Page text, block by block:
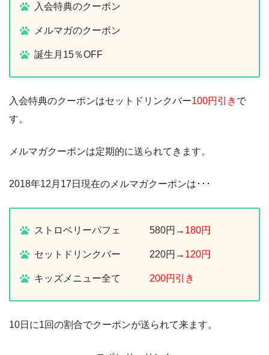
入会特典のクーポン
メルマガのクーポン
誕生月15％OFF
入会特典のクーポンはセットドリンクバー100円引き で
す。
メルマガクーポンは定期的に送られてきます。
2018年12月17日現在のメルマガクーポンは･･･
ストロベリーパフェ 580円→ 180円
セットドリンクバー 220円→ 120円
キッズメニュー全て 200円引き
10日に1回の割合でクーポンが送られて来ます。